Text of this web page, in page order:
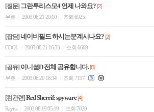
[질문] 그란투리스모4 언제 나와요?[2]
우호
2003.08.21 20:10 조회 6925
[잡담] 네이비필드 하시는분계시나요?[2]
COOL
2003.08.21 16:33 조회 6669
[공유] 이니셜D 전체 공유합니다.[8]
우호
2003.08.20 18:34 조회 7197
[컴관련] Red Sherrif: spyware[4]
Rayna
2003.08.19 05:19 조회 7020